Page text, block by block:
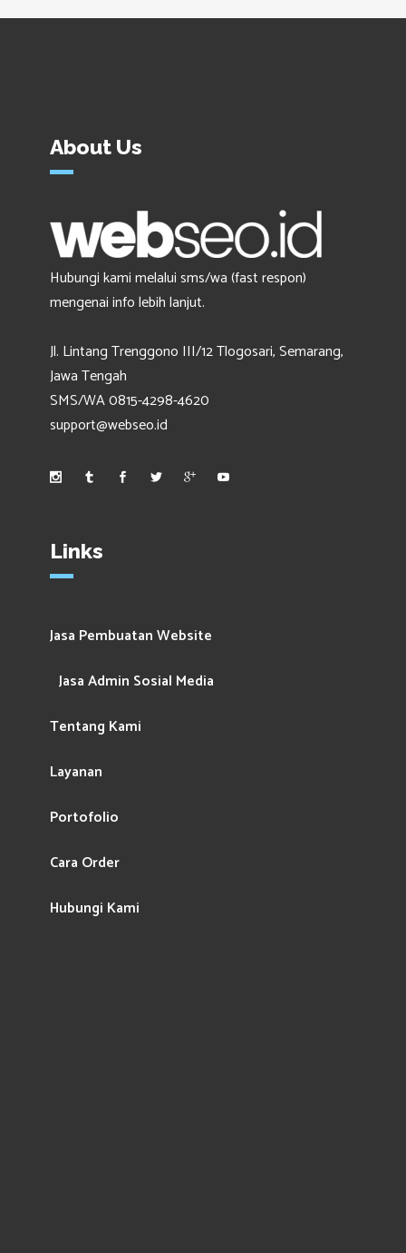
About Us
Hubungi kami melalui sms/wa (fast respon)
mengenai info lebih lanjut.
Jl. Lintang Trenggono III/12 Tlogosari, Semarang,
Jawa Tengah
SMS/WA 0815-4298-4620
support@webseo.id
Links
Jasa Pembuatan Website
Jasa Admin Sosial Media
Tentang Kami
Layanan
Portofolio
Cara Order
Hubungi Kami